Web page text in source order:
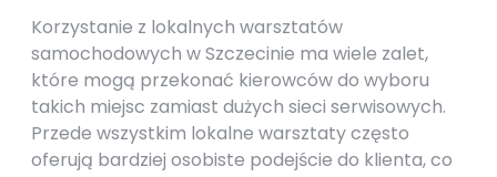
Korzystanie z lokalnych warsztatów
samochodowych w Szczecinie ma wiele zalet,
które mogą przekonać kierowców do wyboru
takich miejsc zamiast dużych sieci serwisowych.
Przede wszystkim lokalne warsztaty często
oferują bardziej osobiste podejście do klienta, co